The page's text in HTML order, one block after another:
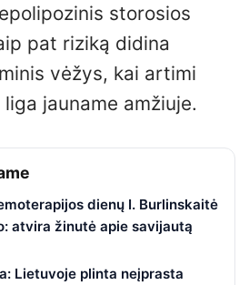
storosios
pat riziką didina
vėžys, kai artimi
jauname amžiuje.
dienų I. Burlinskaitė
atvira žinutė apie savijautą
Lietuvoje plinta neįprasta